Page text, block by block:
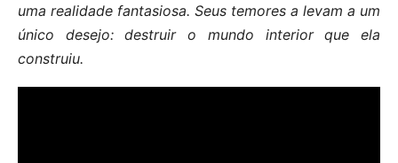
uma realidade fantasiosa. Seus temores a levam a um
único desejo: destruir o mundo interior que ela
construiu.